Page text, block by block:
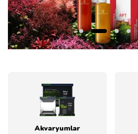
Akvaryumlar